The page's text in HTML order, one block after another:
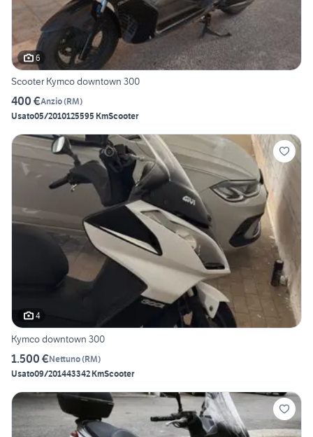
6
Scooter Kymco downtown 300
400 €Anzio(RM)
Usato05/2010125595 KmScooter
4
Kymco downtown 300
1.500 €Nettuno(RM)
Usato09/201443342 KmScooter